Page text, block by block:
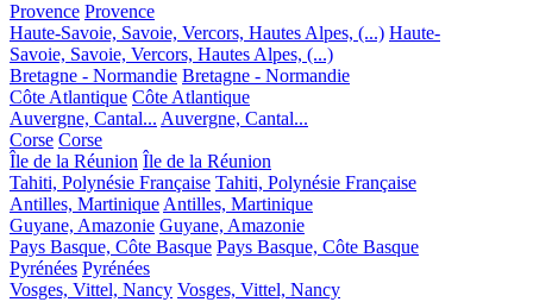
Provence Provence
Haute-Savoie, Savoie, Vercors, Hautes Alpes, (...) Haute-
Savoie, Savoie, Vercors, Hautes Alpes, (...)
Bretagne - Normandie Bretagne - Normandie
Côte Atlantique Côte Atlantique
Auvergne, Cantal... Auvergne, Cantal...
Corse Corse
Île de la Réunion Île de la Réunion
Tahiti, Polynésie Française Tahiti, Polynésie Française
Antilles, MartiniqueAntilles, Martinique
Guyane, Amazonie Guyane, Amazonie
Pays Basque, Côte Basque Pays Basque, Côte Basque
Pyrénées Pyrénées
Vosges, Vittel, Nancy Vosges, Vittel, Nancy